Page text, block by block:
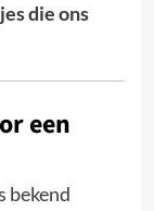
die ons
een
bekend